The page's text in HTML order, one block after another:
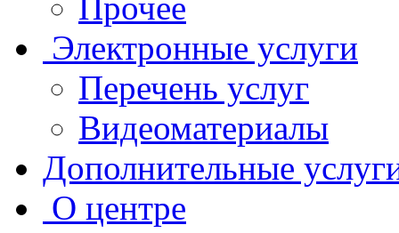
Прочее
Электронные услуги
Перечень услуг
Видеоматериалы
Дополнительные
О центре